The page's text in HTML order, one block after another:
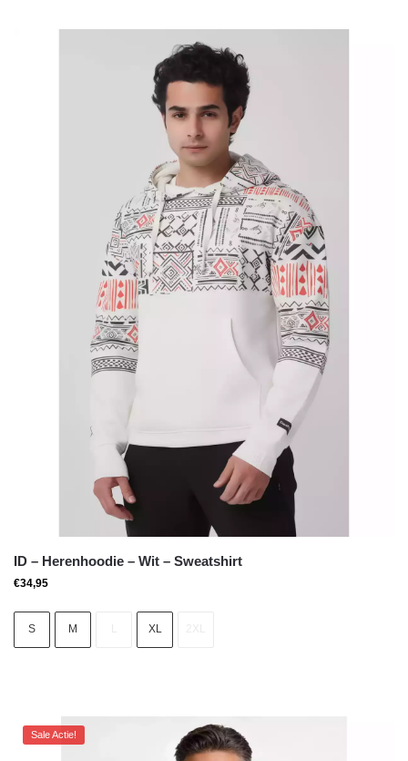
ID – Herenhoodie – Wit – Sweatshirt
€34,95
S M XL
Sale Actie!